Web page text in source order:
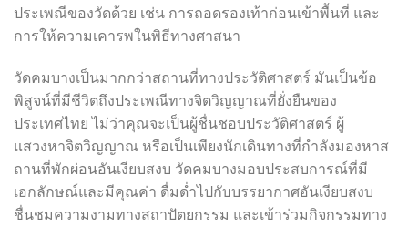
ประเพณีของวัดด้วย เช่น การถอดรองเท้าก่อนเข้าพื้นที่ และ
การให้ความเคารพในพิธีทางศาสนา
วัดคมบางเป็นมากกว่าสถานที่ทางประวัติศาสตร์ มันเป็นข้อ
พิสูจน์ที่มีชีวิตถึงประเพณีทางจิตวิญญาณที่ยั่งยืนของ
ประเทศไทย ไม่ว่าคุณจะเป็นผู้ชื่นชอบประวัติศาสตร์ ผู้
แสวงหาจิตวิญญาณ หรือเป็นเพียงนักเดินทางที่กำลังมองหาส
ถานที่พักผ่อนอันเงียบสงบ วัดคมบางมอบประสบการณ์ที่มี
เอกลักษณ์และมีคุณค่า ดื่มด่ำไปกับบรรยากาศอันเงียบสงบ
ชื่นชมความงามทางสถาปัตยกรรม และเข้าร่วมกิจกรรมทาง